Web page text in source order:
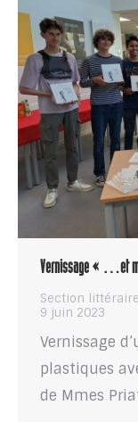
Vernissage « …et
Section littéraire
9 juin 2023
Vernissage
plastiques
de Mmes